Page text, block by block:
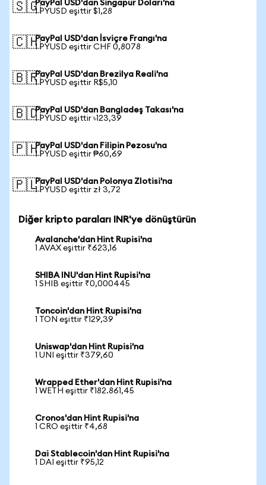
🇸🇬PayPal USD'dan Singapur Doları'na
1 PYUSD eşittir $1,28
🇨🇭PayPal USD'dan İsviçre Frangı'na
1 PYUSD eşittir CHF 0,8078
🇧🇷PayPal USD'dan Brezilya Reali'na
1 PYUSD eşittir R$5,10
🇧🇩PayPal USD'dan Bangladeş Takası'na
1 PYUSD eşittir ৳123,39
🇵🇭PayPal USD'dan Filipin Pezosu'na
1 PYUSD eşittir ₱60,69
🇵🇱PayPal USD'dan Polonya Zlotisi'na
1 PYUSD eşittir zł 3,72
Diğer kripto paraları INR'ye dönüştürün
Avalanche'dan Hint Rupisi'na
1 AVAX eşittir ₹623,16
SHIBA INU'dan Hint Rupisi'na
1 SHIB eşittir ₹0,000445
Toncoin'dan Hint Rupisi'na
1 TON eşittir ₹129,39
Uniswap'dan Hint Rupisi'na
1 UNI eşittir ₹379,60
Wrapped Ether'dan Hint Rupisi'na
1 WETH eşittir ₹182.861,45
Cronos'dan Hint Rupisi'na
1 CRO eşittir ₹4,68
Dai Stablecoin'dan Hint Rupisi'na
1 DAI eşittir ₹95,12